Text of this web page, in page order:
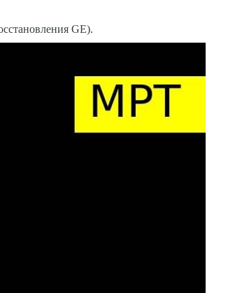
GE).